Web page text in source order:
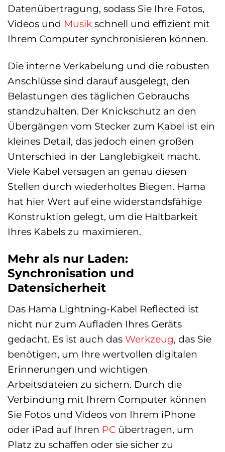
Datenübertragung, sodass Sie Ihre Fotos,
Videos und Musik schnell und effizient mit
Ihrem Computer synchronisieren können.
Die interne Verkabelung und die robusten
Anschlüsse sind darauf ausgelegt, den
Belastungen des täglichen Gebrauchs
standzuhalten. Der Knickschutz an den
Übergängen vom Stecker zum Kabel ist ein
kleines Detail, das jedoch einen großen
Unterschied in der Langlebigkeit macht.
Viele Kabel versagen an genau diesen
Stellen durch wiederholtes Biegen. Hama
hat hier Wert auf eine widerstandsfähige
Konstruktion gelegt, um die Haltbarkeit
Ihres Kabels zu maximieren.
Mehr als nur Laden:
Synchronisation und
Datensicherheit
Das Hama Lightning-Kabel Reflected ist
nicht nur zum Aufladen Ihres Geräts
gedacht. Es ist auch das Werkzeug, das Sie
benötigen, um Ihre wertvollen digitalen
Erinnerungen und wichtigen
Arbeitsdateien zu sichern. Durch die
Verbindung mit Ihrem Computer können
Sie Fotos und Videos von Ihrem iPhone
oder iPad auf Ihren PC übertragen, um
Platz zu schaffen oder sie sicher zu